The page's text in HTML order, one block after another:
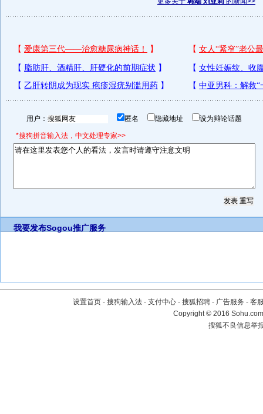
用户： 匿名 隐藏地址 设为辩论话题
*搜狗拼音输入法，中文处理专家>>
我要发布Sogou推广服务
设置首页 - 搜狗输入法 - 支付中心 - 搜狐招聘 - 广告服务 - 客
Copyright©2016
搜狐不良信息举